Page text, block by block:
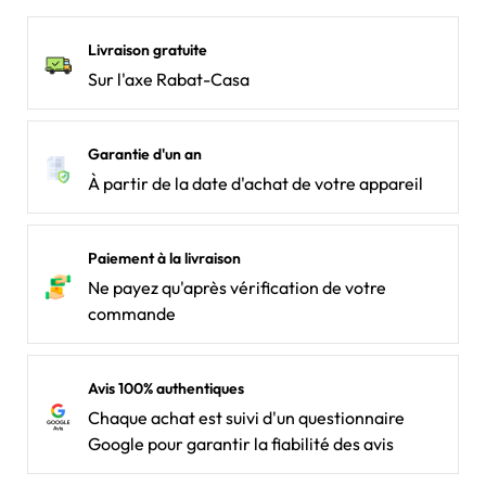
Livraison gratuite
Sur l'axe Rabat-Casa
Garantie d'un an
À partir de la date d'achat de votre appareil
Paiement à la livraison
Ne payez qu'après vérification de votre
commande
Avis 100% authentiques
Chaque achat est suivi d'un questionnaire
Google pour garantir la fiabilité des avis